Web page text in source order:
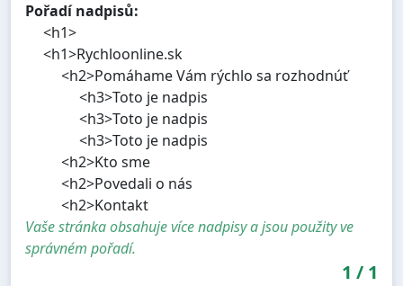
Pořadí nadpisů:
<h1>
<h1>Rychloonline.sk
<h2>Pomáhame Vám rýchlo sa rozhodnúť
<h3>Toto je nadpis
<h3>Toto je nadpis
<h3>Toto je nadpis
<h2>Kto sme
<h2>Povedali o nás
<h2>Kontakt
Vaše stránka obsahuje více nadpisy a jsou použity ve
správném pořadí.
1 / 1